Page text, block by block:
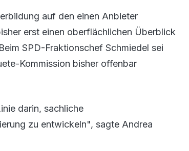
auf den einen Anbieter
erst einen oberflächlichen Überblick
SPD-Fraktionschef Schmiedel sei
Kommission bisher offenbar
darin, sachliche
zu entwickeln", sagte Andrea